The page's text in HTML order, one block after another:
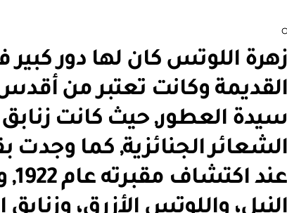
زهرة اللوتس كان لها دور
القديمة وكانت تعتبر من أقدس
سيدة العطور, حيث كانت
الشعائر الجنائزية, كما